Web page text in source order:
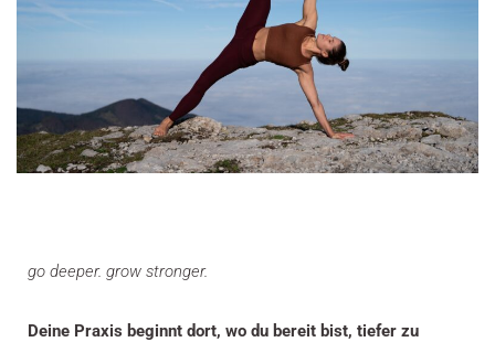
go deeper. grow stronger.
Deine Praxis beginnt dort, wo du bereit bist, tiefer zu